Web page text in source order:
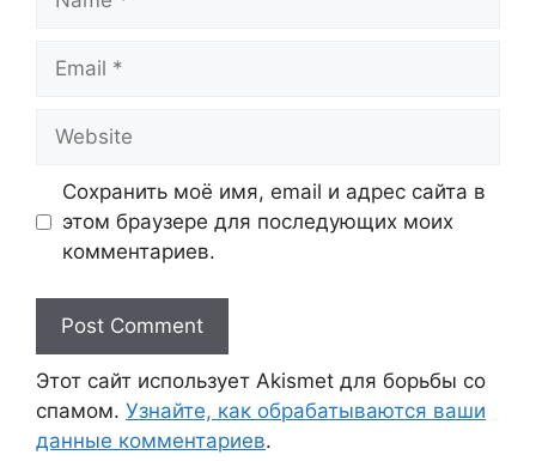
Email
Website
Сохранить моё имя, email и адрес сайта в
этом браузере для последующих моих
комментариев.
Этот сайт использует Akismet для борьбы со
спамом. Узнайте, как обрабатываются ваши
данные комментариев.